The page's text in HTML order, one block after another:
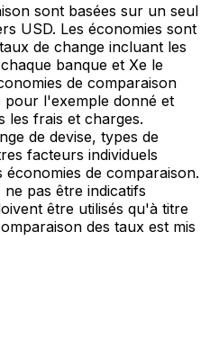
sont basées sur un seul
USD. Les économies sont
de change incluant les
banque et Xe le
de comparaison
l'exemple donné et
les frais et charges.
de devise, types de
facteurs individuels
de comparaison.
pas être indicatifs
être utilisés qu'à titre
des taux est mis